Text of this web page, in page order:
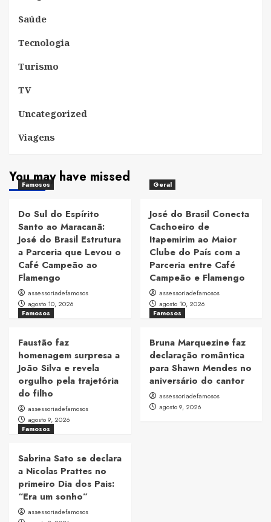
Saúde
Tecnologia
Turismo
TV
Uncategorized
Viagens
You may have missed
Famosos
Do Sul do Espírito
Santo ao Maracanã:
José do Brasil Estrutura
a Parceria que Levou o
Café Campeão ao
Flamengo
assessoriadefamosos
agosto 10, 2026
Geral
José do Brasil Conecta
Cachoeiro de
Itapemirim ao Maior
Clube do País com a
Parceria entre Café
Campeão e Flamengo
assessoriadefamosos
agosto 10, 2026
Famosos
Faustão faz
homenagem surpresa a
João Silva e revela
orgulho pela trajetória
do filho
assessoriadefamosos
agosto 9, 2026
Famosos
Bruna Marquezine faz
declaração romântica
para Shawn Mendes no
aniversário do cantor
assessoriadefamosos
agosto 9, 2026
Famosos
Sabrina Sato se declara
a Nicolas Prattes no
primeiro Dia dos Pais:
“Era um sonho”
assessoriadefamosos